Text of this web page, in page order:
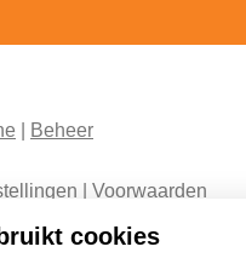
Beheer
Voorwaarden
cookies